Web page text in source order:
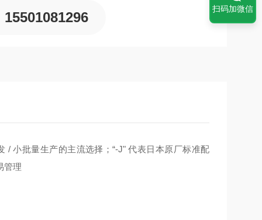
15501081296
/ 小批量生产的主流选择；“-J" 代表日本原厂标准配
管理
扫码加微信